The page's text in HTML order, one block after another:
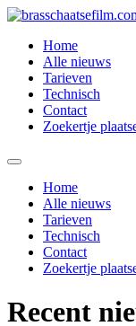
Spring
inhoud
Home
Alle nieuws
Tarieven
Technisch
Contact
Zoekertje
Home
Alle nieuws
Tarieven
Technisch
Contact
Zoekertje
Recent